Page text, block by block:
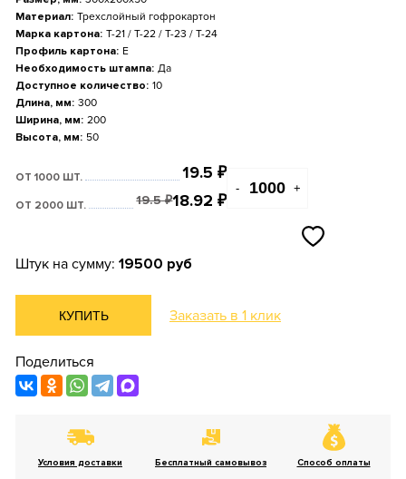
Материал: Трехслойный гофрокартон
Марка картона: Т-21 / Т-22 / Т-23 / Т-24
Профиль картона: E
Необходимость штампа: Да
Доступное количество: 10
Длина, мм: 300
Ширина, мм: 200
Высота, мм: 50
ОТ 1000 ШТ. 19.5₽
ОТ 2000 ШТ. 19.5₽18.92₽
Штук на сумму: 19500 руб
КУПИТЬ Заказать в 1 клик
- +
Поделиться
Условия доставки Бесплатный самовывоз Способ оплаты